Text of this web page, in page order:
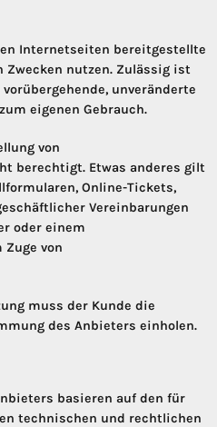
Internetseiten bereitgestellte
nutzen. Zulässig ist
unveränderte
eigenen Gebrauch.
von
berechtigt. Etwas anderes gilt
Online-Tickets,
Vereinbarungen
oder einem
von
muss der Kunde die
des Anbieters einholen.
basieren auf den für
technischen und rechtlichen